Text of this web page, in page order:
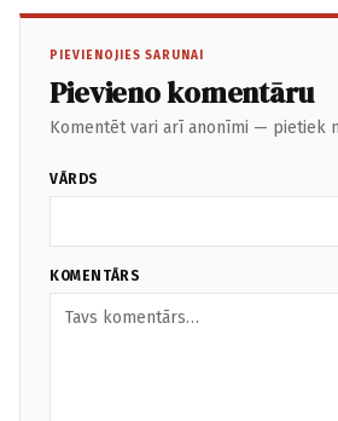
PIEVIENOJIES SARUNAI
Pievieno komentāru
Komentēt vari arī anonīmi — pietiek
VĀRDS
KOMENTĀRS